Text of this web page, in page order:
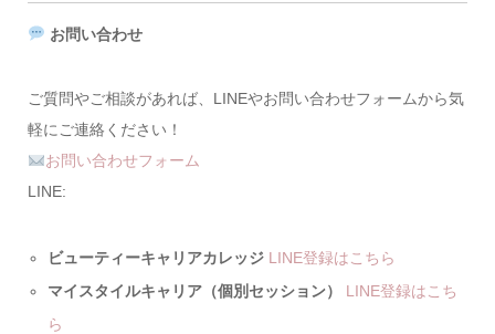
お問い合わせ
ご質問やご相談があれば、LINEやお問い合わせフォームから気
軽にご連絡ください！
お問い合わせフォーム
LINE:
ビューティーキャリアカレッジ LINE登録はこちら
マイスタイルキャリア（個別セッション）
LINE登録はこち
ら